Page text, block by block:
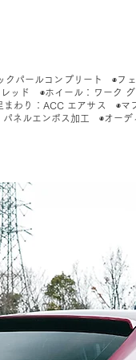
クパールコンプリート ◉フ
ッド ◉ホイール：ワーク
わり：ACC エアサス ◉マ
ネルエンボス加工 ◉オーデ